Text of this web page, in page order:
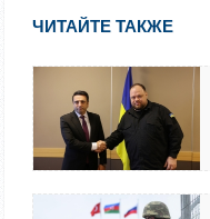
ЧИТАЙТЕ ТАКЖЕ